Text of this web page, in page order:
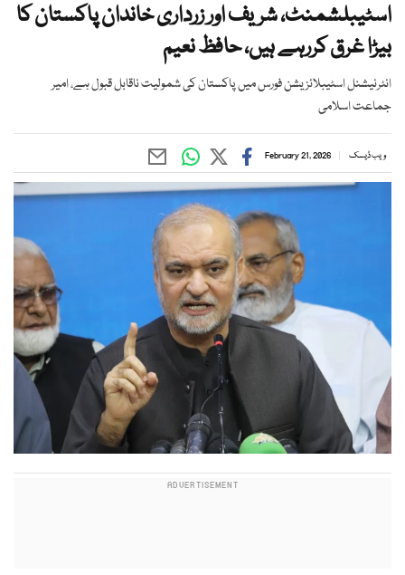
اسٹیبلشمنٹ، شریف اور زرداری خاندان پاکستان کا
بیڑا غرق کررہے ہیں، حافظ نعیم
انٹرنیشنل اسٹیبلائزیشن فورس میں پاکستان کی شمولیت ناقابل قبول ہے، امیر
جماعت اسلامی
ویب ڈیسک February 21, 2026